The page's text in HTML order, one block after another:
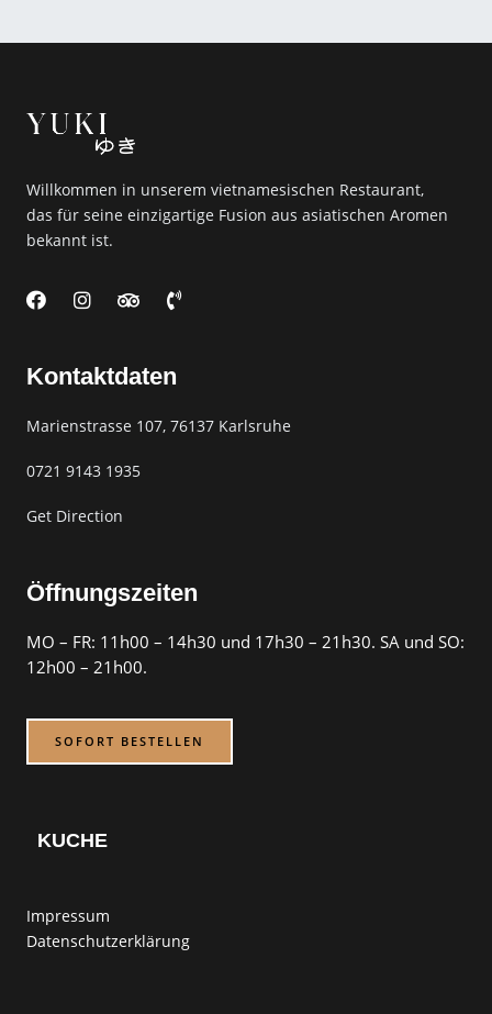
Willkommen in unserem vietnamesischen Restaurant,
das für seine einzigartige Fusion aus asiatischen Aromen
bekannt ist.
F
a
b
o
k
I
n
a
r
a
T
a
v
i
o
P
h
e
v
o
Kontaktdaten
Marienstrasse 107, 76137 Karlsruhe​
0721 9143 1935
Get Direction
Öffnungszeiten
MO – FR: 11h00 – 14h30 und 17h30 – 21h30. SA und SO:
12h00 – 21h00.
SOFORT BESTELLEN
KUCHE
Impressum
Datenschutzerklärung